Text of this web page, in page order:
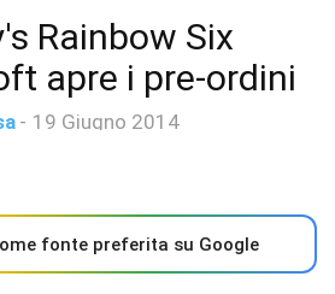
Rainbow Six
apre i pre-ordini
- 19 Giugno 2014
fonte preferita su Google